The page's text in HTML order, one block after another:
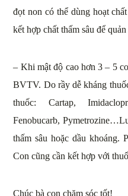
đọt non có thể dùng hoạt
kết hợp chất thấm sâu để
– Khi mật độ cao hơn 3 – 5
BVTV. Do rầy dễ kháng
thuốc: Cartap,
Fenobucarb,
thấm sâu hoặc dầu khoáng.
Con cũng cần kết hợp với
Chúc bà con chăm sóc tốt!